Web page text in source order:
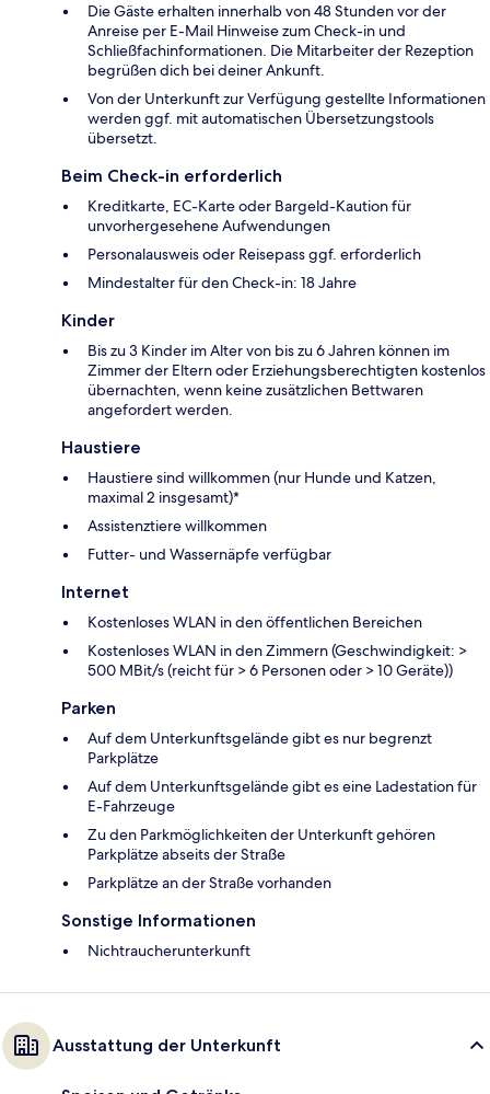
Die Gäste erhalten innerhalb von 48 Stunden vor der
Anreise per E-Mail Hinweise zum Check-in und
Schließfachinformationen. Die Mitarbeiter der Rezeption
begrüßen dich bei deiner Ankunft.
Von der Unterkunft zur Verfügung gestellte Informationen
werden ggf. mit automatischen Übersetzungstools
übersetzt.
Beim Check-in erforderlich
Kreditkarte, EC-Karte oder Bargeld-Kaution für
unvorhergesehene Aufwendungen
Personalausweis oder Reisepass ggf. erforderlich
Mindestalter für den Check-in: 18 Jahre
Kinder
Bis zu 3 Kinder im Alter von bis zu 6 Jahren können im
Zimmer der Eltern oder Erziehungsberechtigten kostenlos
übernachten, wenn keine zusätzlichen Bettwaren
angefordert werden.
Haustiere
Haustiere sind willkommen (nur Hunde und Katzen,
maximal 2 insgesamt)*
Assistenztiere willkommen
Futter- und Wassernäpfe verfügbar
Internet
Kostenloses WLAN in den öffentlichen Bereichen
Kostenloses WLAN in den Zimmern (Geschwindigkeit: >
500 MBit/s (reicht für > 6 Personen oder > 10 Geräte))
Parken
Auf dem Unterkunftsgelände gibt es nur begrenzt
Parkplätze
Auf dem Unterkunftsgelände gibt es eine Ladestation für
E-Fahrzeuge
Zu den Parkmöglichkeiten der Unterkunft gehören
Parkplätze abseits der Straße
Parkplätze an der Straße vorhanden
Sonstige Informationen
Nichtraucherunterkunft
Ausstattung der Unterkunft